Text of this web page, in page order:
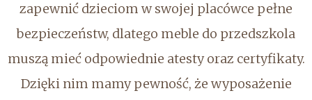
zapewnić dzieciom w swojej placówce pełne
bezpieczeństw, dlatego meble do przedszkola
muszą mieć odpowiednie atesty oraz certyfikaty.
Dzięki nim mamy pewność, że wyposażenie